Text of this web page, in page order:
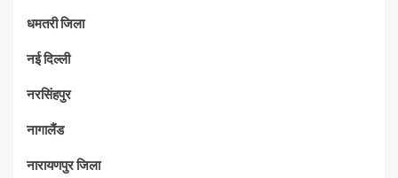
धमतरी जिला
नई दिल्ली
नरसिंहपुर
नागालैंड
नारायणपुर जिला